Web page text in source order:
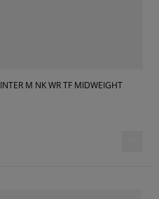
M NK WR TF MIDWEIGHT